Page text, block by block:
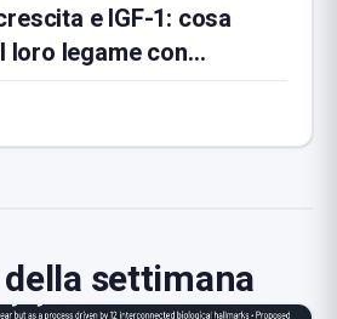
e IGF-1: cosa
loro legame con
settimana